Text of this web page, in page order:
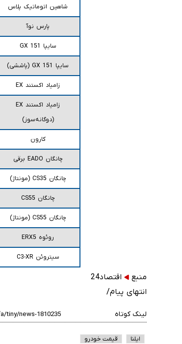
شاهین اتوماتیک پلاس
پارس نوآ
سایپا 151 GX
سایپا 151 GX (پاششی)
زامیاد اکستند EX
زامیاد اکستند EX
(دوگانه‌سوز)
کارون
چانگان EADO برقی
چانگان CS35 (مونتاژ)
چانگان CS55
چانگان CS55 (مونتاژ)
روئوه ERX5
سیتروئن C3-XR
منبع
اقتصاد24
انتهای پیام/
لینک کوتاه
ایلنا قیمت خودرو